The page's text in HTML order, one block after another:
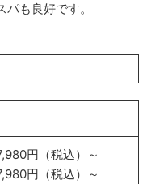
も良好です。
円（税込）～
円（税込）～